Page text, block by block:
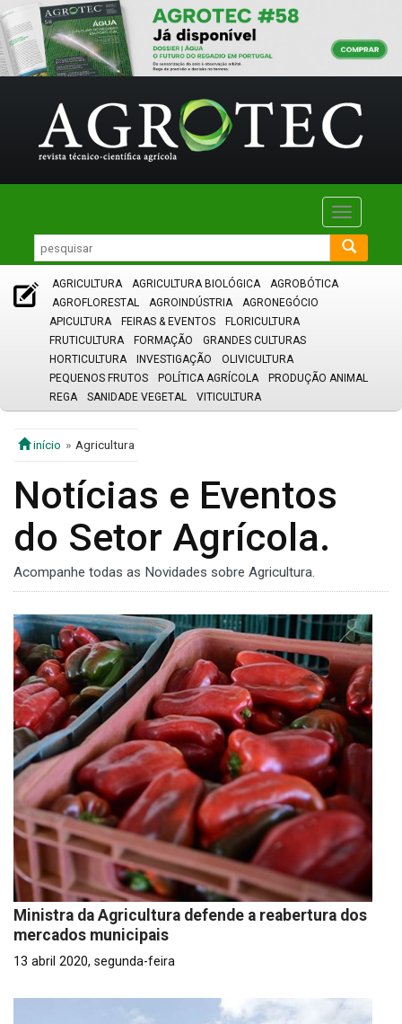
Toggle
AGRICULTURA AGRICULTURA BIOLÓGICA
AGROBÓTICA
AGROFLORESTAL
AGROINDÚSTRIA
AGRONEGÓCIO
APICULTURA
FEIRAS & EVENTOS
FLORICULTURA
FRUTICULTURA
FORMAÇÃO
GRANDES CULTURAS
HORTICULTURA
INVESTIGAÇÃO
OLIVICULTURA
PEQUENOS FRUTOS
POLÍTICA AGRÍCOLA
PRODUÇÃO ANIMAL
REGA
SANIDADE VEGETAL VITICULTURA
início Agricultura
Notícias e Eventos
do Setor Agrícola.
Acompanhe todas as Novidades sobre Agricultura.
Ministra da Agricultura defende a reabertura dos
mercados municipais
13 abril 2020, segunda-feira